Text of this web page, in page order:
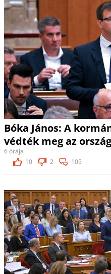
Bóka János: A
védték meg az
6 órája
10
2 105